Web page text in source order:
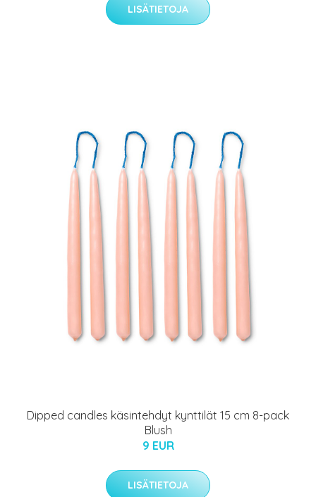
LISÄTIETOJA
Dipped candles käsintehdyt kynttilät 15 cm 8-pack
Blush
9 EUR
LISÄTIETOJA